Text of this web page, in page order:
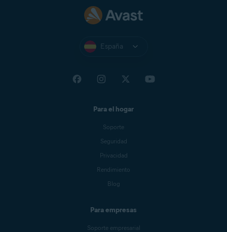
España
Para el hogar
Soporte
Seguridad
Privacidad
Rendimiento
Blog
Para empresas
Soporte empresarial